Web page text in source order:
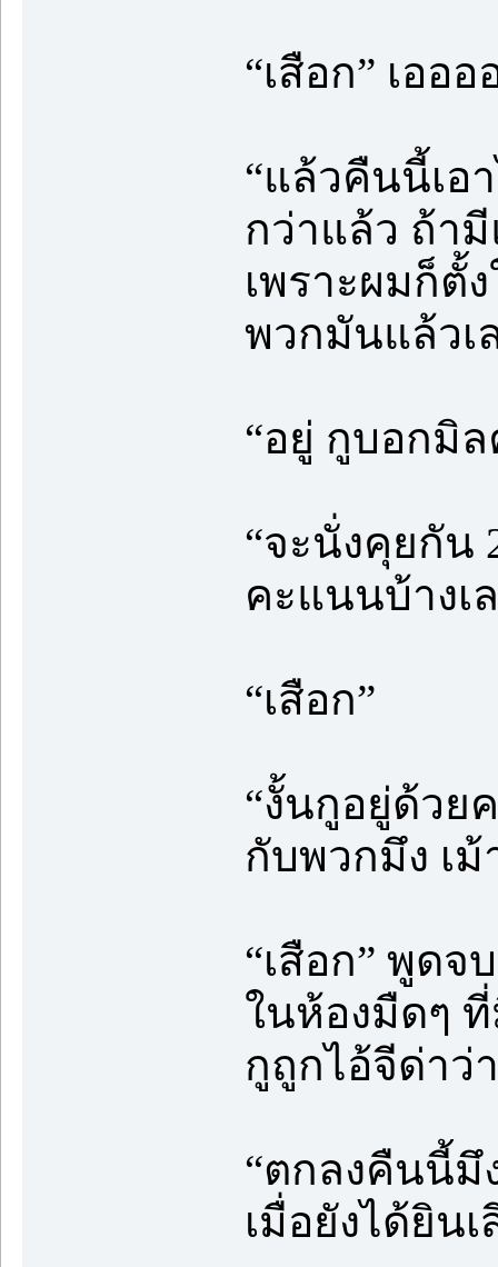
“เสือก” เออ
“แล้วคืนนี้เอ
กว่าแล้ว ถ้า
เพราะผมก็ตั้
พวกมันแล้วเ
“อยู่ กูบอกมิ
“จะนั่งคุยกัน
คะแนนบ้างเ
“เสือก”
“งั้นกูอยู่ด้วย
กับพวกมึง เ
“เสือก” พูด
ในห้องมืดๆ
กูถูกไอ้จีด่าว่
“ตกลงคืนนี้มึ
เมื่อยังได้ยิน